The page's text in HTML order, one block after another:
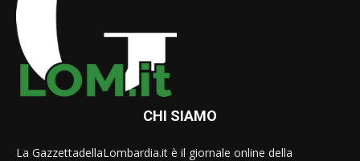
CHI SIAMO
La GazzettadellaLombardia.it è il giornale online della